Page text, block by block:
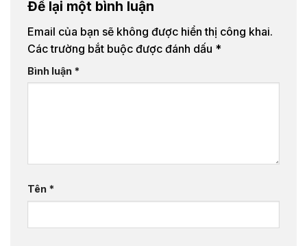
Để lại một bình luận
Email của bạn sẽ không được hiển thị công khai.
Các trường bắt buộc được đánh dấu *
Bình luận *
Tên *